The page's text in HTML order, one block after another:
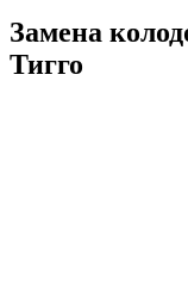
Замена
Тигго